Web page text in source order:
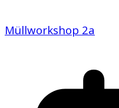
Müllworkshop 2a